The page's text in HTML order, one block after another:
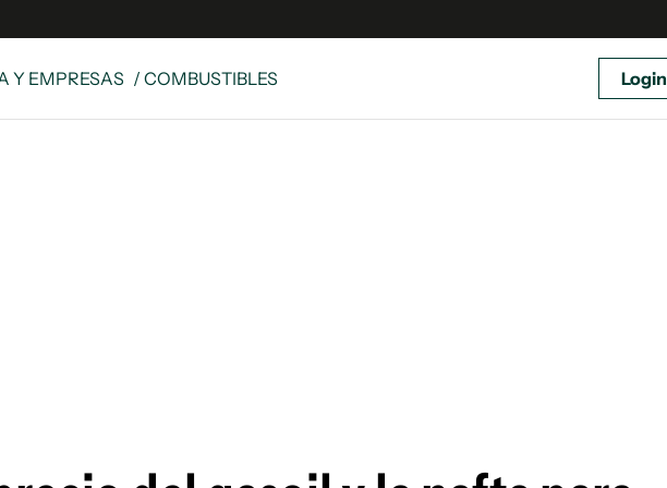
Y EMPRESAS / COMBUSTIBLES Login